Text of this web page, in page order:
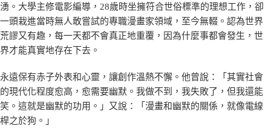
湧。大學主修電影編導，28歲時坐擁符合世俗標準的理想工作，卻
一頭栽進當時無人敢嘗試的專職漫畫家領域，至今無輟。認為世界
荒謬又有趣，每一天都不會真正地重覆，因為什麼事都會發生，世
界才能真實地存在下去。
永遠保有赤子外表和心靈，讓創作溫熱不懈。他曾說：「其實社會
的現代化程度愈高，愈需要幽默。我做不到，我失敗了，但我還能
笑。這就是幽默的功用。」又說：「漫畫和幽默的關係，就像電線
桿之於狗。」